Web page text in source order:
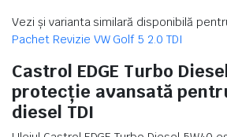
Vezi și varianta similară disponibilă
Pachet Revizie VW Golf 5 2.0 TDI
Castrol EDGE Turbo
protecție avansată
diesel TDI